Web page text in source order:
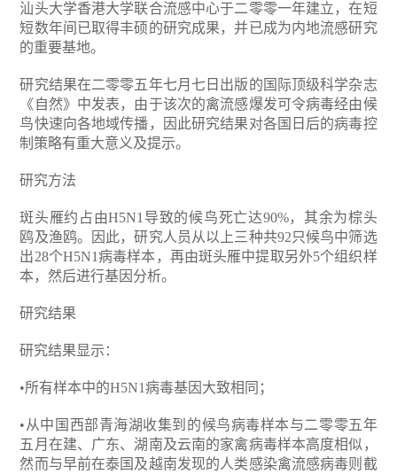
汕头大学香港大学联合流感中心于二零零一年建立，在短
短数年间已取得丰硕的研究成果，并已成为内地流感研究
的重要基地。
研究结果在二零零五年七月七日出版的国际顶级科学杂志
《自然》中发表，由于该次的禽流感爆发可令病毒经由候
鸟快速向各地域传播，因此研究结果对各国日后的病毒控
制策略有重大意义及提示。
研究方法
斑头雁约占由H5N1导致的候鸟死亡达90%，其余为棕头
鸥及渔鸥。因此，研究人员从以上三种共92只候鸟中筛选
出28个H5N1病毒样本，再由斑头雁中提取另外5个组织样
本，然后进行基因分析。
研究结果
研究结果显示：
•所有样本中的H5N1病毒基因大致相同；
•从中国西部青海湖收集到的候鸟病毒样本与二零零五年
五月在建、广东、湖南及云南的家禽病毒样本高度相似，
然而与早前在泰国及越南发现的人类感染禽流感病毒则截